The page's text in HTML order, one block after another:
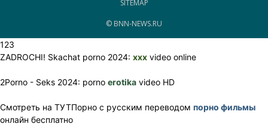
SITEMAP
© BNN-NEWS.RU
123
ZADROCHI! Skachat porno 2024: xxx video online
2Porno - Seks 2024: porno erotika video HD
Смотреть на ТУТПорно с русским переводом порно фильмы
онлайн бесплатно